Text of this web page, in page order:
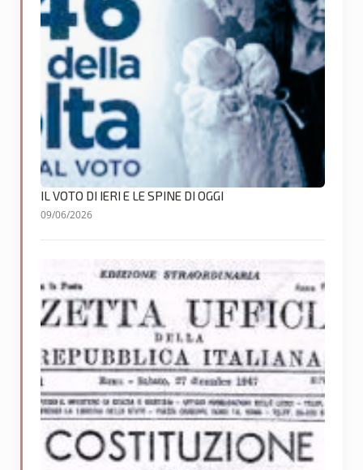
IL VOTO DI IERI E LE SPINE DI OGGI
09/06/2026